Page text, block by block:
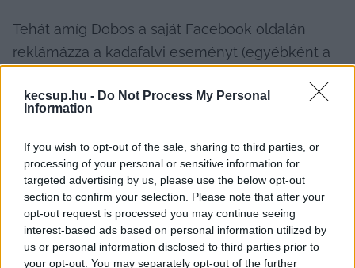
kecsup.hu - Do Not Process My Personal
Information
If you wish to opt-out of the sale, sharing to third parties, or
processing of your personal or sensitive information for
targeted advertising by us, please use the below opt-out
section to confirm your selection. Please note that after your
opt-out request is processed you may continue seeing
interest-based ads based on personal information utilized by
us or personal information disclosed to third parties prior to
your opt-out. You may separately opt-out of the further
Tehát amíg Dobos a saját Facebook oldalán
reklámázza a kadafalvi eseményt (egyébként a
a kormánypárti Hírösvény Facebook posztja
Kakasfőző verseny programját, amely többek
között Dobos József nevével forrt össze az
elmúlt években. A nevető fejet Lejer Zoltán
küldte, aki az ellenzéki Szövetség frakciót vezeti
jelenleg.